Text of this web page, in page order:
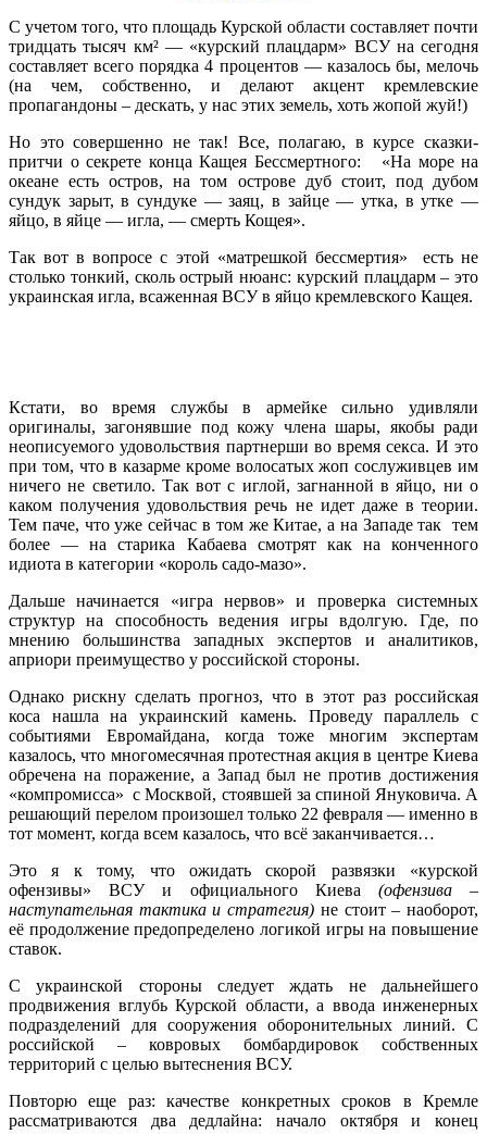
С учетом того, что площадь Курской области составляет почти
тридцать тысяч км² — «курский плацдарм» ВСУ на сегодня
составляет всего порядка 4 процентов — казалось бы, мелочь
(на чем, собственно, и делают акцент кремлевские
пропагандоны – дескать, у нас этих земель, хоть жопой жуй!)
Но это совершенно не так! Все, полагаю, в курсе сказки-
притчи о секрете конца Кащея Бессмертного: «На море на
океане есть остров, на том острове дуб стоит, под дубом
сундук зарыт, в сундуке — заяц, в зайце — утка, в утке —
яйцо, в яйце — игла, — смерть Кощея».
Так вот в вопросе с этой «матрешкой бессмертия» есть не
столько тонкий, сколь острый нюанс: курский плацдарм – это
украинская игла, всаженная ВСУ в яйцо кремлевского Кащея.
Кстати, во время службы в армейке сильно удивляли
оригиналы, загонявшие под кожу члена шары, якобы ради
неописуемого удовольствия партнерши во время секса. И это
при том, что в казарме кроме волосатых жоп сослуживцев им
ничего не светило. Так вот с иглой, загнанной в яйцо, ни о
каком получения удовольствия речь не идет даже в теории.
Тем паче, что уже сейчас в том же Китае, а на Западе так тем
более — на старика Кабаева смотрят как на конченного
идиота в категории «король садо-мазо».
Дальше начинается «игра нервов» и проверка системных
структур на способность ведения игры вдолгую. Где, по
мнению большинства западных экспертов и аналитиков,
априори преимущество у российской стороны.
Однако рискну сделать прогноз, что в этот раз российская
коса нашла на украинский камень. Проведу параллель с
событиями Евромайдана, когда тоже многим экспертам
казалось, что многомесячная протестная акция в центре Киева
обречена на поражение, а Запад был не против достижения
«компромисса» с Москвой, стоявшей за спиной Януковича. А
решающий перелом произошел только 22 февраля — именно в
тот момент, когда всем казалось, что всё заканчивается…
Это я к тому, что ожидать скорой развязки «курской
офензивы» ВСУ и официального Киева (офензива –
наступательная тактика и стратегия) не стоит – наоборот,
её продолжение предопределено логикой игры на повышение
ставок.
С украинской стороны следует ждать не дальнейшего
продвижения вглубь Курской области, а ввода инженерных
подразделений для сооружения оборонительных линий. С
российской – ковровых бомбардировок собственных
территорий с целью вытеснения ВСУ.
Повторю еще раз: качестве конкретных сроков в Кремле
рассматриваются два дедлайна: начало октября и конец